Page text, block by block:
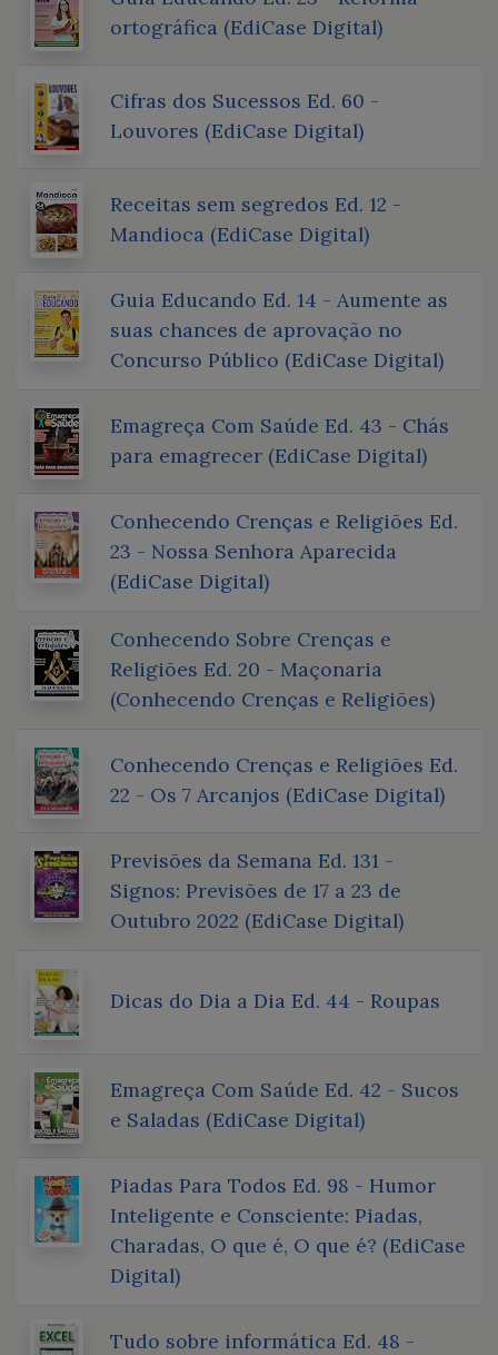
ortográfica (EdiCase Digital)
Cifras dos Sucessos Ed. 60 -
Louvores (EdiCase Digital)
Receitas sem segredos Ed. 12 -
Mandioca (EdiCase Digital)
Guia Educando Ed. 14 - Aumente as
suas chances de aprovação no
Concurso Público (EdiCase Digital)
Emagreça Com Saúde Ed. 43 - Chás
para emagrecer (EdiCase Digital)
Conhecendo Crenças e Religiões Ed.
23 - Nossa Senhora Aparecida
(EdiCase Digital)
Conhecendo Sobre Crenças e
Religiões Ed. 20 - Maçonaria
(Conhecendo Crenças e Religiões)
Conhecendo Crenças e Religiões Ed.
22 - Os 7 Arcanjos (EdiCase Digital)
Previsões da Semana Ed. 131 -
Signos: Previsões de 17 a 23 de
Outubro 2022 (EdiCase Digital)
Dicas do Dia a Dia Ed. 44 - Roupas
Emagreça Com Saúde Ed. 42 - Sucos
e Saladas (EdiCase Digital)
Piadas Para Todos Ed. 98 - Humor
Inteligente e Consciente: Piadas,
Charadas, O que é, O que é? (EdiCase
Digital)
Tudo sobre informática Ed. 48 -